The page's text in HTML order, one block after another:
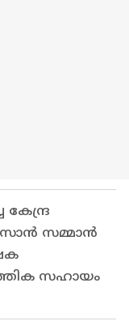
സമ്മാൻ
സഹായം